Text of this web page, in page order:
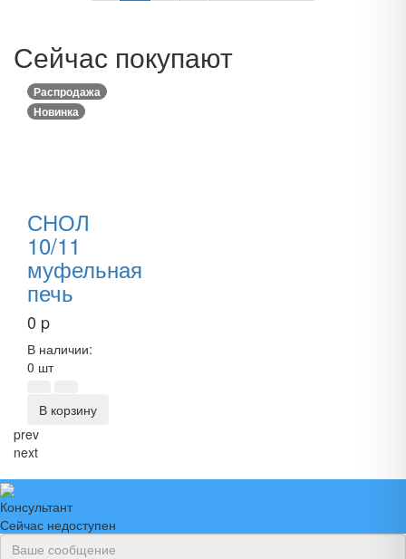
Сейчас покупают
Распродажа
Новинка
СНОЛ
10/11
муфельная
печь
0 p
В наличии:
0 шт
В корзину
prev
next
Консультант
Сейчас недоступен